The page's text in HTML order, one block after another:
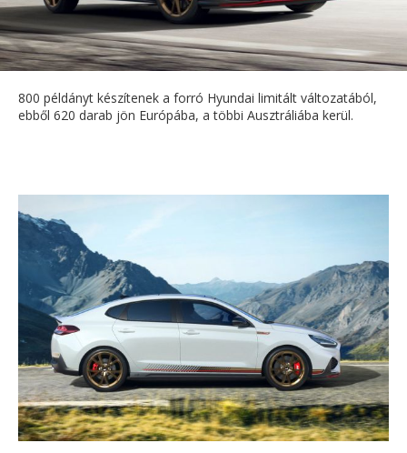
800 példányt készítenek a forró Hyundai limitált változatából,
ebből 620 darab jön Európába, a többi Ausztráliába kerül.